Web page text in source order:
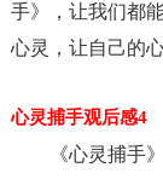
手》，让我们都
心灵，让自己的
心灵捕手观后感4
《心灵捕手